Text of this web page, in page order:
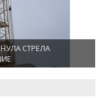
СТРЕЛА